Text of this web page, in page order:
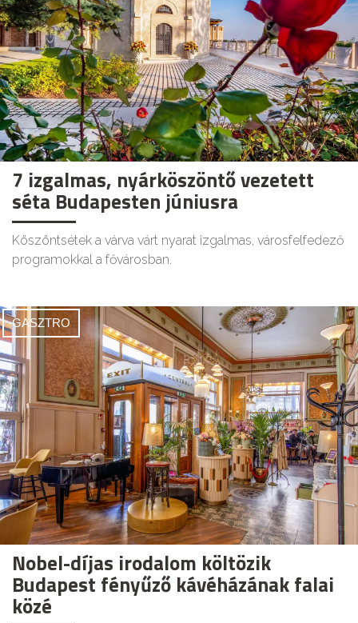
7 izgalmas, nyárköszöntő vezetett
séta Budapesten júniusra
Köszöntsétek a várva várt nyarat izgalmas, városfelfedező
programokkal a fővárosban.
GASZTRO
Nobel-díjas irodalom költözik
Budapest fényűző kávéházának falai
közé